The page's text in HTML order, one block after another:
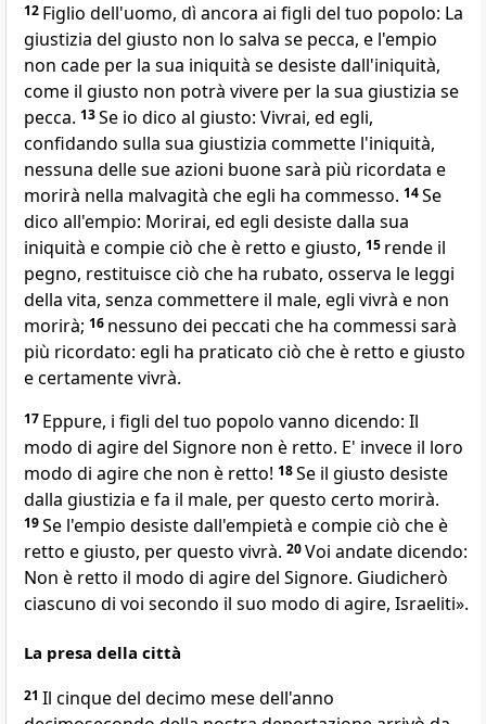
12 Figlio dell'uomo, dì ancora ai figli del tuo popolo: La
giustizia del giusto non lo salva se pecca, e l'empio
non cade per la sua iniquità se desiste dall'iniquità,
come il giusto non potrà vivere per la sua giustizia se
pecca. 13Se io dico al giusto: Vivrai, ed egli,
confidando sulla sua giustizia commette l'iniquità,
nessuna delle sue azioni buone sarà più ricordata e
morirà nella malvagità che egli ha commesso. 14Se
dico all'empio: Morirai, ed egli desiste dalla sua
iniquità e compie ciò che è retto e giusto, 15 rende il
pegno, restituisce ciò che ha rubato, osserva le leggi
della vita, senza commettere il male, egli vivrà e non
morirà; 16 nessuno dei peccati che ha commessi sarà
più ricordato: egli ha praticato ciò che è retto e giusto
e certamente vivrà.
17 Eppure, i figli del tuo popolo vanno dicendo: Il
modo di agire del Signore non è retto. E' invece il loro
modo di agire che non è retto! 18Se il giusto desiste
dalla giustizia e fa il male, per questo certo morirà.
19Se l'empio desiste dall'empietà e compie ciò che è
retto e giusto, per questo vivrà. 20Voi andate dicendo:
Non è retto il modo di agire del Signore. Giudicherò
ciascuno di voi secondo il suo modo di agire, Israeliti».
La presa della città
21 Il cinque del decimo mese dell'anno